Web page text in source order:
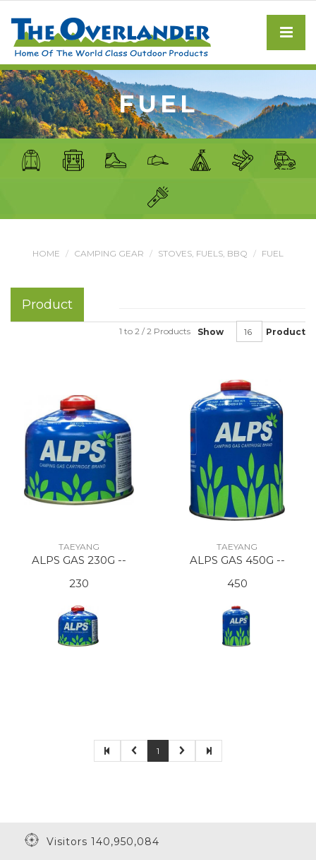
FUEL
HOME CAMPING GEAR STOVES, FUELS, BBQ FUEL
Product
Show Product
1 to 2 / 2 Products
TAEYANG
ALPS GAS 230G --
230
TAEYANG
ALPS GAS 450G --
450
1
Visitors 140,950,084